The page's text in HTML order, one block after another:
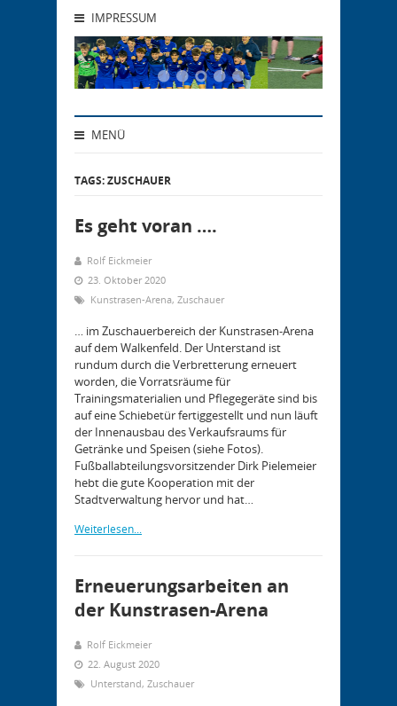
IMPRESSUM
MENÜ
TAGS: ZUSCHAUER
Es geht voran ….
Rolf Eickmeier
23. Oktober 2020
Kunstrasen-Arena, Zuschauer
… im Zuschauerbereich der Kunstrasen-Arena
auf dem Walkenfeld. Der Unterstand ist
rundum durch die Verbretterung erneuert
worden, die Vorratsräume für
Trainingsmaterialien und Pflegegeräte sind bis
auf eine Schiebetür fertiggestellt und nun läuft
der Innenausbau des Verkaufsraums für
Getränke und Speisen (siehe Fotos).
Fußballabteilungsvorsitzender Dirk Pielemeier
hebt die gute Kooperation mit der
Stadtverwaltung hervor und hat…
Weiterlesen...
Erneuerungsarbeiten an
der Kunstrasen-Arena
Rolf Eickmeier
22. August 2020
Unterstand, Zuschauer